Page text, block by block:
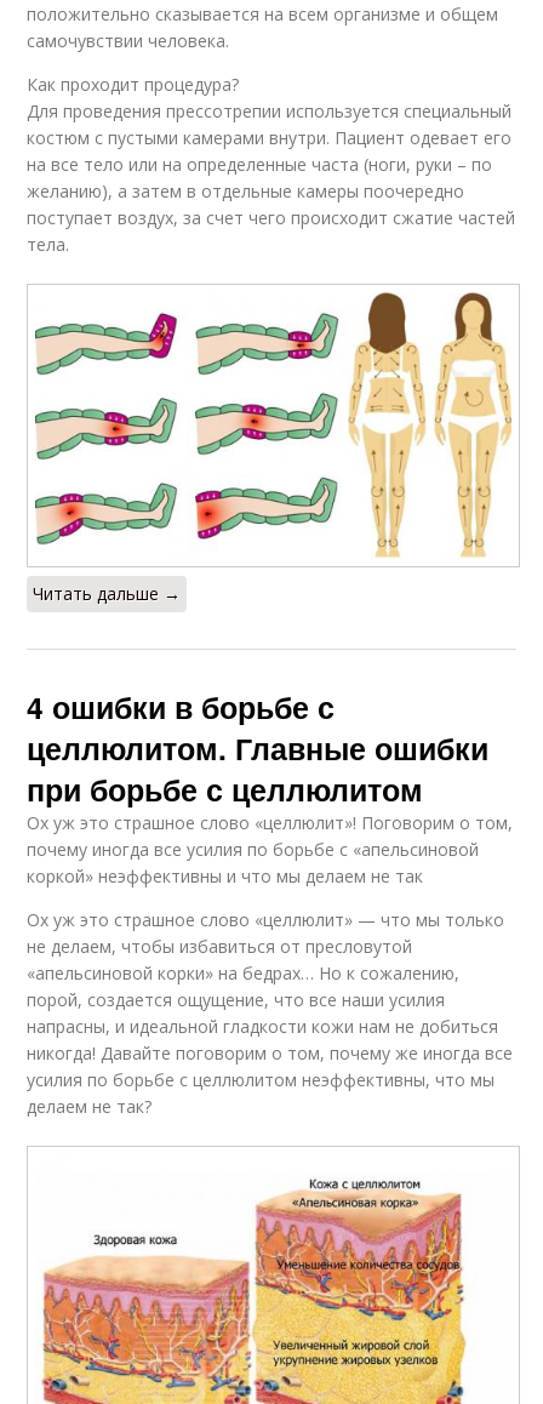
положительно сказывается на всем организме и общем
самочувствии человека.
Как проходит процедура?
Для проведения прессотрепии используется специальный
костюм с пустыми камерами внутри. Пациент одевает его
на все тело или на определенные часта (ноги, руки – по
желанию), а затем в отдельные камеры поочередно
поступает воздух, за счет чего происходит сжатие частей
тела.
Читать дальше →
4 ошибки в борьбе с
целлюлитом. Главные ошибки
при борьбе с целлюлитом
Ох уж это страшное слово «целлюлит»! Поговорим о том,
почему иногда все усилия по борьбе с «апельсиновой
коркой» неэффективны и что мы делаем не так
Ох уж это страшное слово «целлюлит» — что мы только
не делаем, чтобы избавиться от пресловутой
«апельсиновой корки» на бедрах… Но к сожалению,
порой, создается ощущение, что все наши усилия
напрасны, и идеальной гладкости кожи нам не добиться
никогда! Давайте поговорим о том, почему же иногда все
усилия по борьбе с целлюлитом неэффективны, что мы
делаем не так?